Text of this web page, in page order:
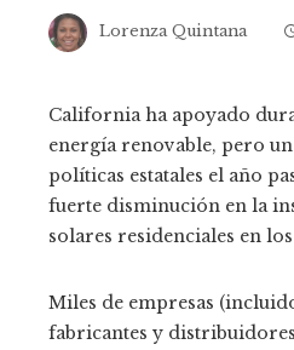
Lorenza Quintana
California ha apoyado
energía renovable, pero
políticas estatales el año
fuerte disminución en la
solares residenciales en
Miles de empresas
fabricantes y